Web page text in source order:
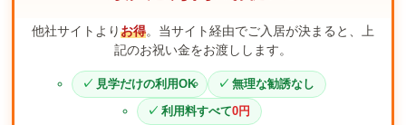
他社サイトよりお得。当サイト経由でご入居が決まると、上
記のお祝い金をお渡しします。
見学だけの利用OK
無理な勧誘なし
利用料すべて0円